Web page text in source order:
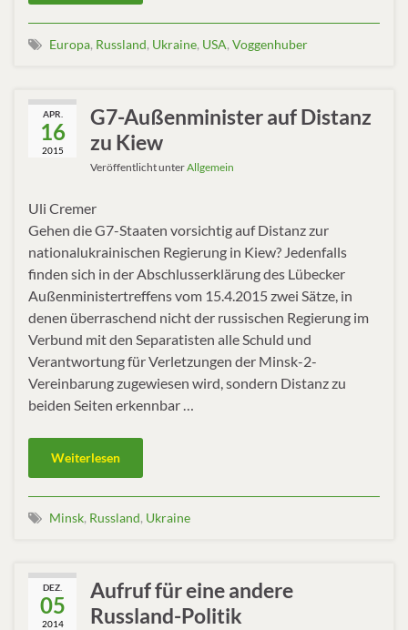
Europa, Russland, Ukraine, USA, Voggenhuber
APR.
16
2015
G7-Außenminister auf Distanz
zu Kiew
Veröffentlicht unterAllgemein
Uli Cremer
Gehen die G7-Staaten vorsichtig auf Distanz zur
nationalukrainischen Regierung in Kiew? Jedenfalls
finden sich in der Abschlusserklärung des Lübecker
Außenministertreffens vom 15.4.2015 zwei Sätze, in
denen überraschend nicht der russischen Regierung im
Verbund mit den Separatisten alle Schuld und
Verantwortung für Verletzungen der Minsk-2-
Vereinbarung zugewiesen wird, sondern Distanz zu
beiden Seiten erkennbar …
Weiterlesen
Minsk, Russland, Ukraine
DEZ.
05
2014
Aufruf für eine andere
Russland-Politik